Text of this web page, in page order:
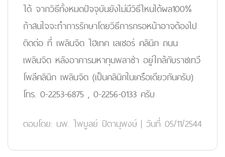
ได้ จากวิธีทั้งหมดปัจจุบันยังไม่มีวิธีไหนได้ผล100%
ถ้าสนใจจะทำการรักษาโดยวิธีการกรอหน้าอาจต้องไป
ติดต่อ ที่ เพลินจิต ไฮเทค เลเซอร์ คลินิก ถนน
เพลินจิต หลังอาคารมหาทุนพลาซ่า อยู่ใกล้กับราชเทวี
โพลีคลินิก เพลินจิต (เป็นคลินิกในเครือเดียวกันครับ)
โทร. 0-2253-6875 , 0-2256-0133 ครับ
ตอบโดย: นพ. ไพบูลย์ ปิตานุพงษ์ | วันที่ 05/11/2544